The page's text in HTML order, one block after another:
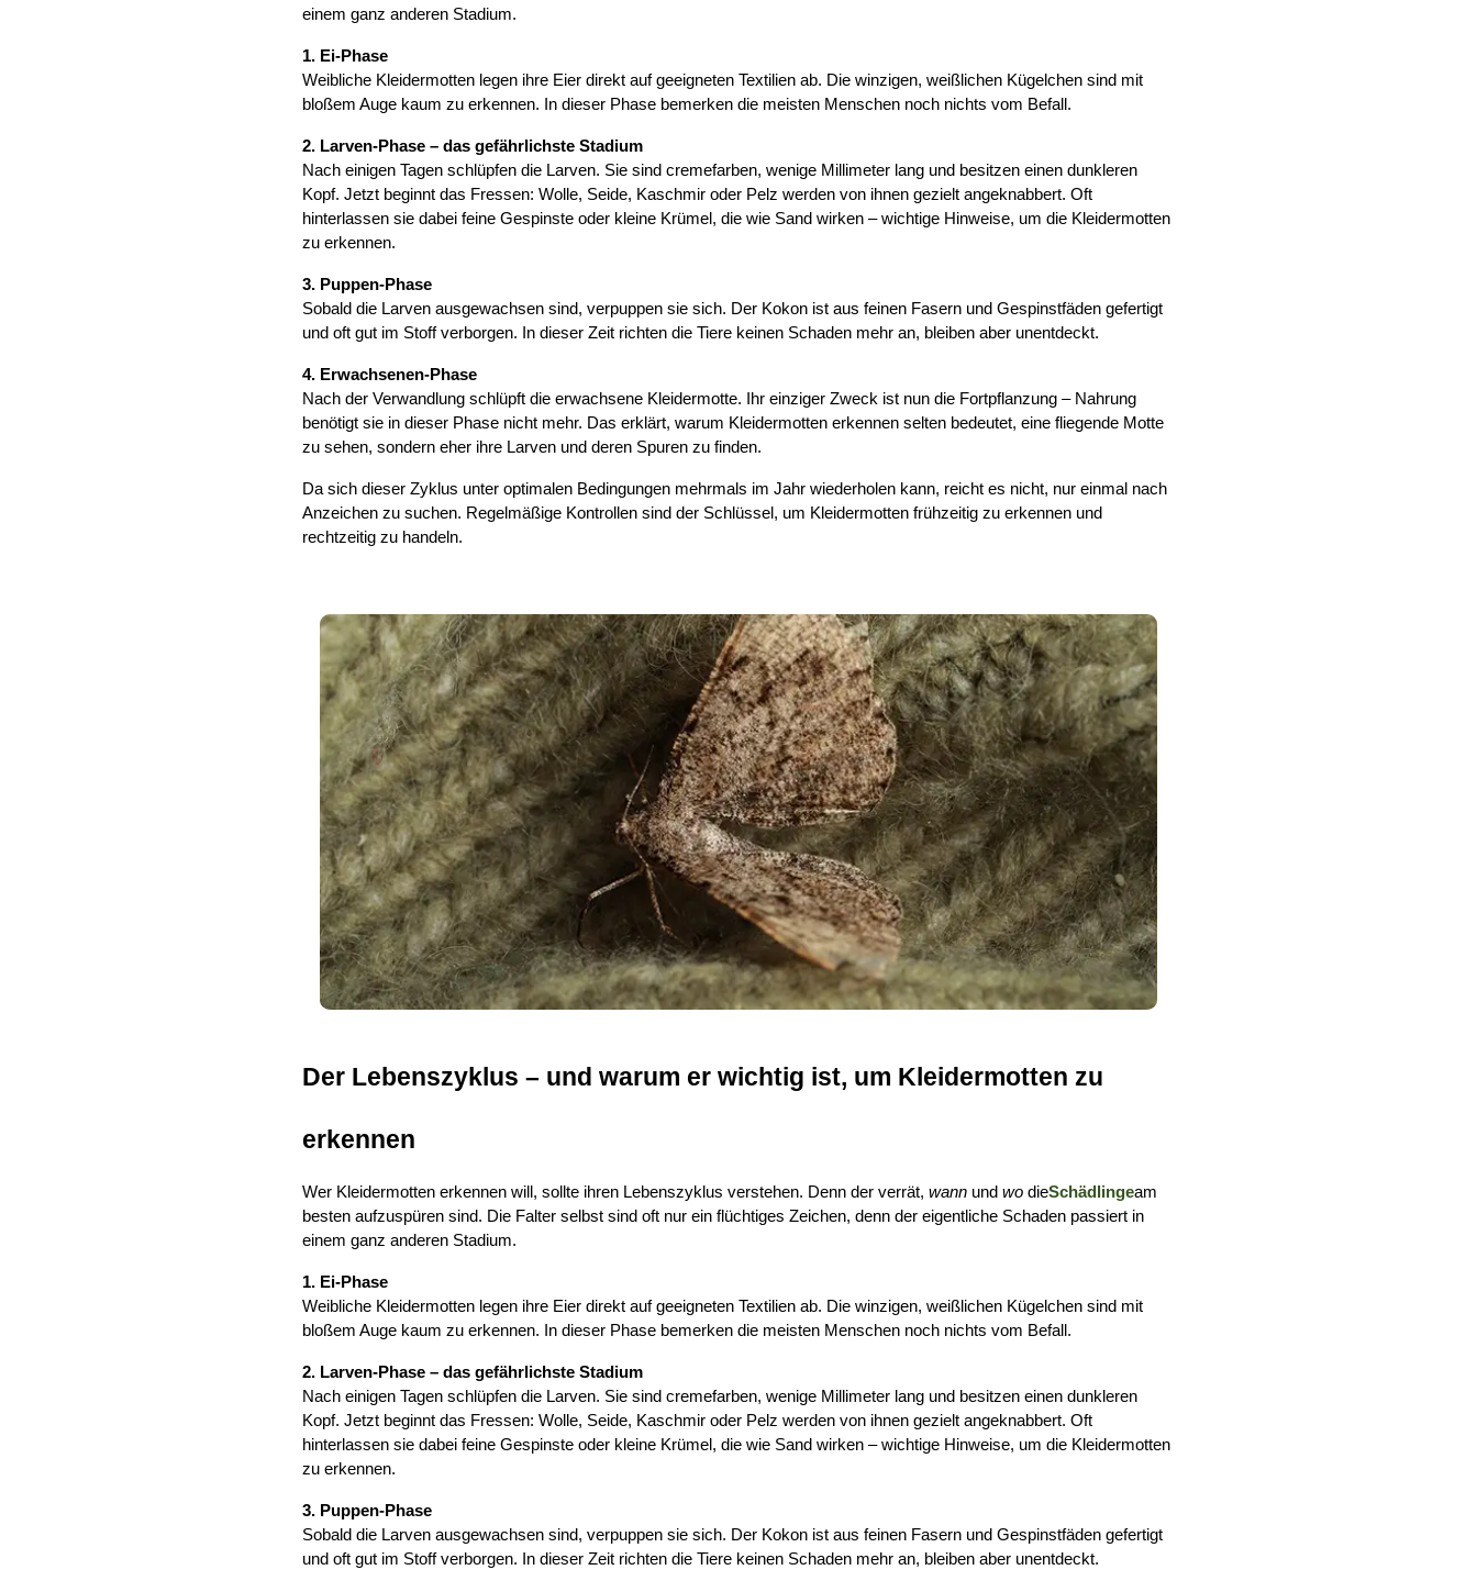
einem ganz anderen Stadium.
1. Ei-Phase
Weibliche Kleidermotten legen ihre Eier direkt auf geeigneten Textilien ab. Die winzigen, weißlichen Kügelchen sind mit
bloßem Auge kaum zu erkennen. In dieser Phase bemerken die meisten Menschen noch nichts vom Befall.
2. Larven-Phase – das gefährlichste Stadium
Nach einigen Tagen schlüpfen die Larven. Sie sind cremefarben, wenige Millimeter lang und besitzen einen dunkleren
Kopf. Jetzt beginnt das Fressen: Wolle, Seide, Kaschmir oder Pelz werden von ihnen gezielt angeknabbert. Oft
hinterlassen sie dabei feine Gespinste oder kleine Krümel, die wie Sand wirken – wichtige Hinweise, um die Kleidermotten
zu erkennen.
3. Puppen-Phase
Sobald die Larven ausgewachsen sind, verpuppen sie sich. Der Kokon ist aus feinen Fasern und Gespinstfäden gefertigt
und oft gut im Stoff verborgen. In dieser Zeit richten die Tiere keinen Schaden mehr an, bleiben aber unentdeckt.
4. Erwachsenen-Phase
Nach der Verwandlung schlüpft die erwachsene Kleidermotte. Ihr einziger Zweck ist nun die Fortpflanzung – Nahrung
benötigt sie in dieser Phase nicht mehr. Das erklärt, warum Kleidermotten erkennen selten bedeutet, eine fliegende Motte
zu sehen, sondern eher ihre Larven und deren Spuren zu finden.
Da sich dieser Zyklus unter optimalen Bedingungen mehrmals im Jahr wiederholen kann, reicht es nicht, nur einmal nach
Anzeichen zu suchen. Regelmäßige Kontrollen sind der Schlüssel, um Kleidermotten frühzeitig zu erkennen und
rechtzeitig zu handeln.
Der Lebenszyklus – und warum er wichtig ist, um Kleidermotten zu
erkennen
Wer Kleidermotten erkennen will, sollte ihren Lebenszyklus verstehen. Denn der verrät, wann und wo dieSchädlingeam
besten aufzuspüren sind. Die Falter selbst sind oft nur ein flüchtiges Zeichen, denn der eigentliche Schaden passiert in
einem ganz anderen Stadium.
1. Ei-Phase
Weibliche Kleidermotten legen ihre Eier direkt auf geeigneten Textilien ab. Die winzigen, weißlichen Kügelchen sind mit
bloßem Auge kaum zu erkennen. In dieser Phase bemerken die meisten Menschen noch nichts vom Befall.
2. Larven-Phase – das gefährlichste Stadium
Nach einigen Tagen schlüpfen die Larven. Sie sind cremefarben, wenige Millimeter lang und besitzen einen dunkleren
Kopf. Jetzt beginnt das Fressen: Wolle, Seide, Kaschmir oder Pelz werden von ihnen gezielt angeknabbert. Oft
hinterlassen sie dabei feine Gespinste oder kleine Krümel, die wie Sand wirken – wichtige Hinweise, um die Kleidermotten
zu erkennen.
3. Puppen-Phase
Sobald die Larven ausgewachsen sind, verpuppen sie sich. Der Kokon ist aus feinen Fasern und Gespinstfäden gefertigt
und oft gut im Stoff verborgen. In dieser Zeit richten die Tiere keinen Schaden mehr an, bleiben aber unentdeckt.